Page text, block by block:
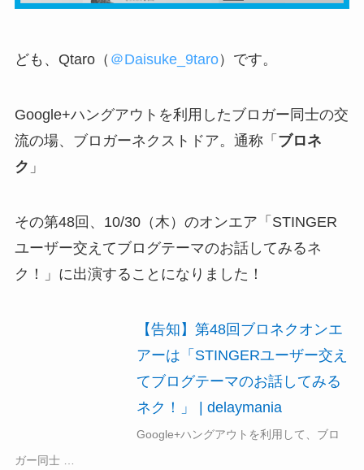
ども、Qtaro（ ＠Daisuke_9taro）です。
Google+ハングアウトを利用したブロガー同士の交
流の場、ブロガーネクストドア。通称「 ブロネ
ク 」
その第48回、10/30（木）のオンエア「STINGER
ユーザー交えてブログテーマのお話してみるネ
ク！」に出演することになりました！
【告知】第48回ブロネクオンエ
アーは「STINGERユーザー交え
てブログテーマのお話してみる
ネク！」 | delaymania
Google+ハングアウトを利用して、ブロ
ガー同士 …